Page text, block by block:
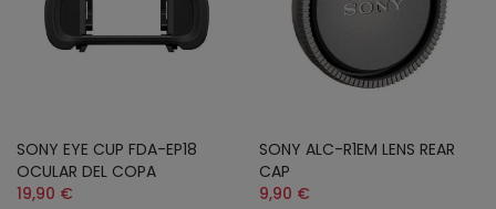
SONY EYE CUP FDA-EP18
OCULAR DEL COPA
19,90 €
SONY ALC-R1EM LENS REAR
CAP
9,90 €